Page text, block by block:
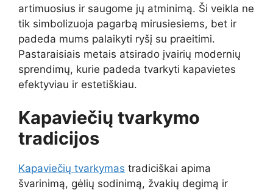
artimuosius ir saugome jų atminimą. Ši veikla ne
tik simbolizuoja pagarbą mirusiesiems, bet ir
padeda mums palaikyti ryšį su praeitimi.
Pastaraisiais metais atsirado įvairių modernių
sprendimų, kurie padeda tvarkyti kapavietes
efektyviau ir estetiškiau.
Kapaviečių tvarkymo
tradicijos
Kapaviečių tvarkymas tradiciškai apima
švarinimą, gėlių sodinimą, žvakių degimą ir